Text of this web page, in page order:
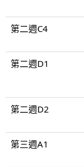
第二週C4
第二週D1
第二週D2
第三週A1